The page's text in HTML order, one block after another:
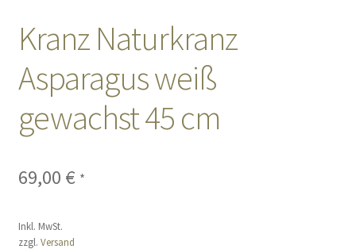
Sales
Vertrag widerrufen
Kranz Naturkranz
Asparagus weiß
gewachst 45 cm
69,00 € *
Inkl. MwSt.
zzgl. Versand